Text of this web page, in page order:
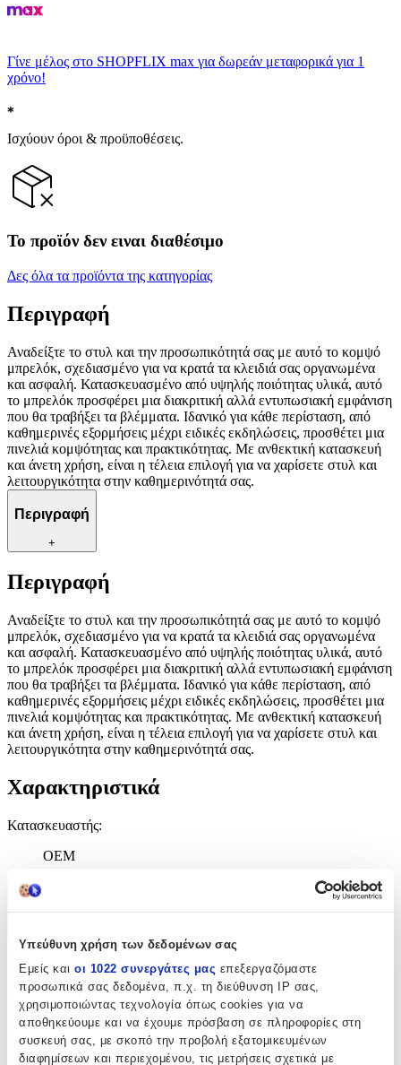
Υπεύθυνη χρήση των δεδομένων σας
Εμείς και οι 1022 συνεργάτες μας επεξεργαζόμαστε
προσωπικά σας δεδομένα, π.χ. τη διεύθυνση IP σας,
χρησιμοποιώντας τεχνολογία όπως cookies για να
αποθηκεύουμε και να έχουμε πρόσβαση σε πληροφορίες στη
συσκευή σας, με σκοπό την προβολή εξατομικευμένων
διαφημίσεων και περιεχομένου, τις μετρήσεις σχετικά με
Γίνε μέλος στο SHOPFLIX max για δωρεάν μεταφορικά για 1
χρόνο!
Ισχύουν όροι & προϋποθέσεις.
Το προϊόν δεν ειναι διαθέσιμο
Δες όλα τα προϊόντα της κατηγορίας
Περιγραφή
Αναδείξτε το στυλ και την προσωπικότητά σας με αυτό το κομψό
μπρελόκ, σχεδιασμένο για να κρατά τα κλειδιά σας οργανωμένα
και ασφαλή. Κατασκευασμένο από υψηλής ποιότητας υλικά, αυτό
το μπρελόκ προσφέρει μια διακριτική αλλά εντυπωσιακή εμφάνιση
που θα τραβήξει τα βλέμματα. Ιδανικό για κάθε περίσταση, από
καθημερινές εξορμήσεις μέχρι ειδικές εκδηλώσεις, προσθέτει μια
πινελιά κομψότητας και πρακτικότητας. Με ανθεκτική κατασκευή
και άνετη χρήση, είναι η τέλεια επιλογή για να χαρίσετε στυλ και
λειτουργικότητα στην καθημερινότητά σας.
Περιγραφή
+
Περιγραφή
Αναδείξτε το στυλ και την προσωπικότητά σας με αυτό το κομψό
μπρελόκ, σχεδιασμένο για να κρατά τα κλειδιά σας οργανωμένα
και ασφαλή. Κατασκευασμένο από υψηλής ποιότητας υλικά, αυτό
το μπρελόκ προσφέρει μια διακριτική αλλά εντυπωσιακή εμφάνιση
που θα τραβήξει τα βλέμματα. Ιδανικό για κάθε περίσταση, από
καθημερινές εξορμήσεις μέχρι ειδικές εκδηλώσεις, προσθέτει μια
πινελιά κομψότητας και πρακτικότητας. Με ανθεκτική κατασκευή
και άνετη χρήση, είναι η τέλεια επιλογή για να χαρίσετε στυλ και
λειτουργικότητα στην καθημερινότητά σας.
Χαρακτηριστικά
Κατασκευαστής:
OEM
Χαρακτηριστικά
Χαρακτηριστικά
Κατασκευαστής:
OEM